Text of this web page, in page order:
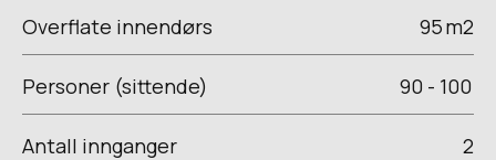
Overflate innendørs 95m2
Personer (sittende) 90 - 100
Antall innganger 2